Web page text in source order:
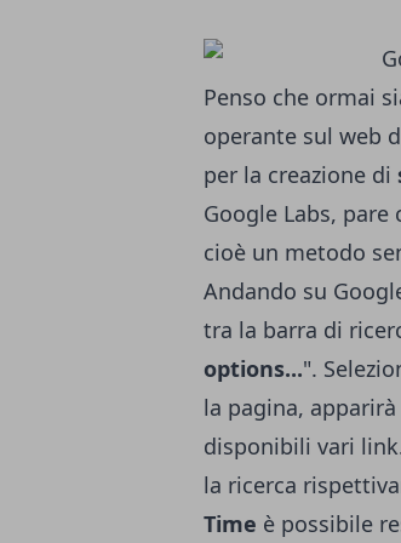
Penso che ormai
operante sul web
per la creazione di
Google Labs,
cioè un metodo
Andando su
tra la barra di
options...".
la pagina,
disponibili vari
la ricerca
Time è possibile